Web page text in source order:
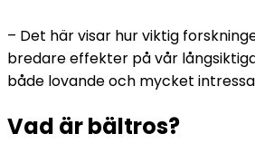
– Det här visar hur viktig
bredare effekter på vår
både lovande och mycket
Vad är bältros?